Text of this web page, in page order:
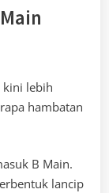
kini lebih
hambatan
B Main.
lancip